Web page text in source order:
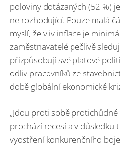
poloviny dotázaných (52 %)
ne rozhodující. Pouze malá
myslí, že vliv inflace je
zaměstnavatelé pečlivě
přizpůsobují své platové
odliv pracovníků ze
době globální ekonomické
„Jdou proti sobě
prochází recesí a v důsledku
vyostření konkurenčního